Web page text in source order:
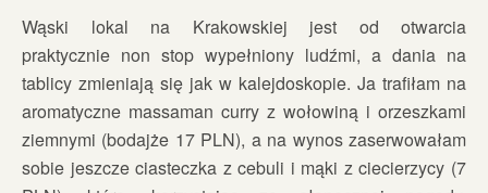
Wąski lokal na Krakowskiej jest od otwarcia
praktycznie non stop wypełniony ludźmi, a dania na
tablicy zmieniają się jak w kalejdoskopie. Ja trafiłam na
aromatyczne massaman curry z wołowiną i orzeszkami
ziemnymi (bodajże 17 PLN), a na wynos zaserwowałam
sobie jeszcze ciasteczka z cebuli i mąki z ciecierzycy (7